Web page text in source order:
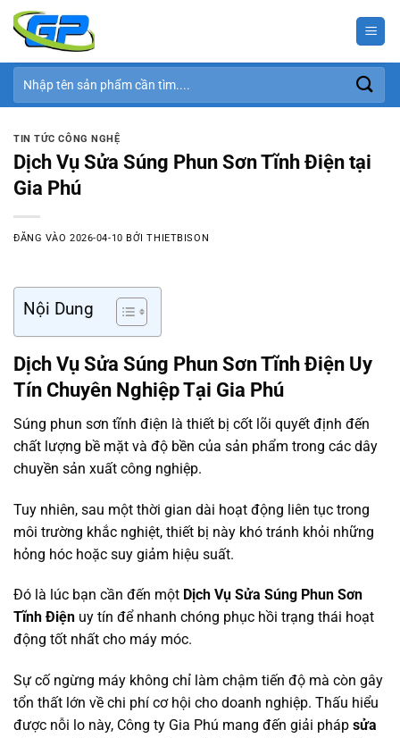
Bỏ
qua
dung
Tìm
kiếm:
TIN TỨC CÔNG NGHỆ
Dịch Vụ Sửa Súng Phun Sơn Tĩnh Điện tại
Gia Phú
ĐĂNG VÀO2026-04-10 BỞITHIETBISON
Nội Dung
Dịch Vụ Sửa Súng Phun Sơn Tĩnh Điện Uy
Tín Chuyên Nghiệp Tại Gia Phú
Súng phun sơn tĩnh điện là thiết bị cốt lõi quyết định đến
chất lượng bề mặt và độ bền của sản phẩm trong các dây
chuyền sản xuất công nghiệp.
Tuy nhiên, sau một thời gian dài hoạt động liên tục trong
môi trường khắc nghiệt, thiết bị này khó tránh khỏi những
hỏng hóc hoặc suy giảm hiệu suất.
Đó là lúc bạn cần đến một Dịch Vụ Sửa Súng Phun Sơn
Tĩnh Điện uy tín để nhanh chóng phục hồi trạng thái hoạt
động tốt nhất cho máy móc.
Sự cố ngừng máy không chỉ làm chậm tiến độ mà còn gây
tổn thất lớn về chi phí cơ hội cho doanh nghiệp. Thấu hiểu
được nỗi lo này, Công ty Gia Phú mang đến giải pháp sửa